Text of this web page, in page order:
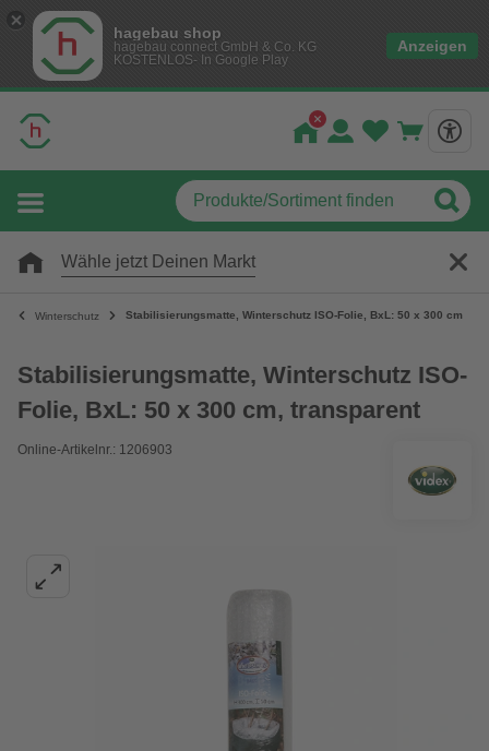
hagebau shop
hagebau connect GmbH & Co. KG
KOSTENLOS- In Google Play
Anzeigen
Wähle jetzt Deinen Markt
Winterschutz Stabilisierungsmatte, Winterschutz ISO-Folie, BxL: 50 x 300 cm,
Stabilisierungsmatte, Winterschutz ISO-
Folie, BxL: 50 x 300 cm, transparent
Online-Artikelnr.: 1206903